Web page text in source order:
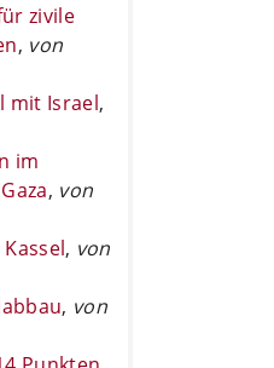
zivile
, von
mit Israel,
im
, von
, von
, von